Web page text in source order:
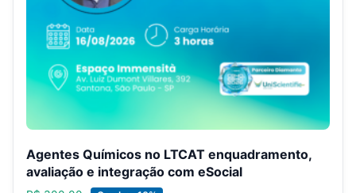
Agentes Químicos no LTCAT enquadramento,
avaliação e integração com eSocial